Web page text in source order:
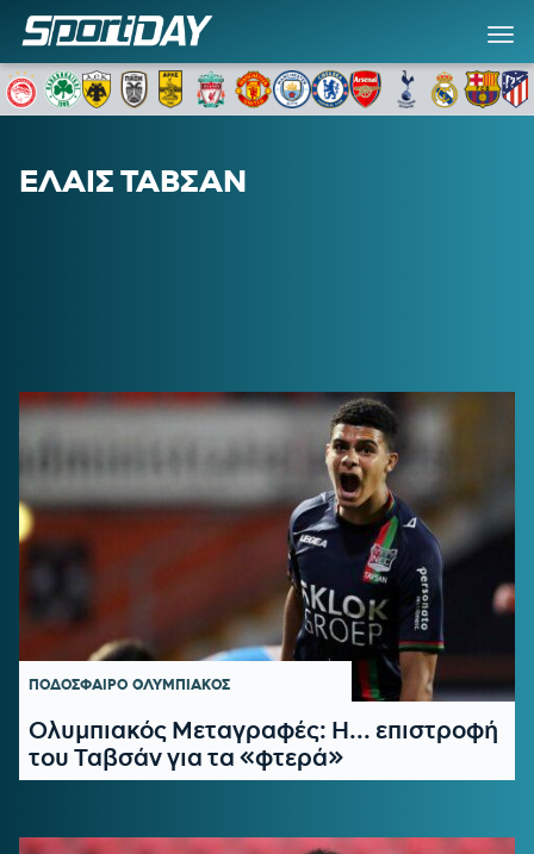
ΕΛΑΙΣ ΤΑΒΣΑΝ
ΠΟΔΟΣΦΑΙΡΟ ΟΛΥΜΠΙΑΚΟΣ
Ολυμπιακός Μεταγραφές: Η... επιστροφή
του Ταβσάν για τα «φτερά»